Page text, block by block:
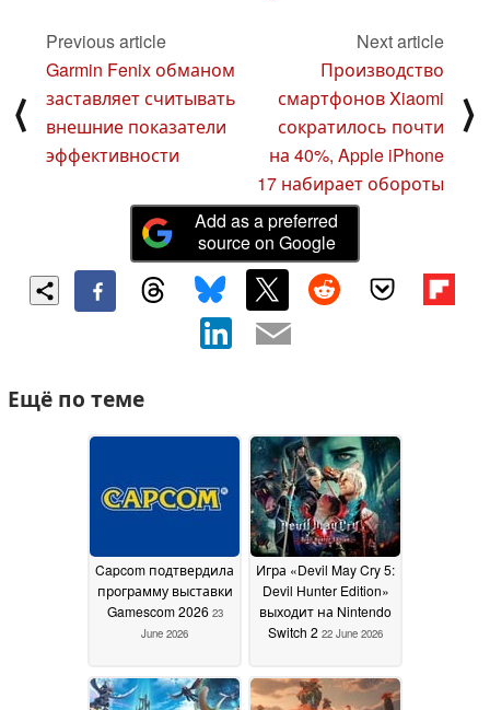
⟨
Previous article
Garmin Fenix обманом
заставляет считывать
внешние показатели
эффективности
Next article
Производство
смартфонов Xiaomi
сократилось почти
на 40%, Apple iPhone
17 набирает обороты
⟩
Add as a preferred
source on Google
Ещё по теме
Capcom подтвердила
программу выставки
Gamescom 2026 23
June 2026
Игра «Devil May Cry 5:
Devil Hunter Edition»
выходит на Nintendo
Switch 2 22 June 2026